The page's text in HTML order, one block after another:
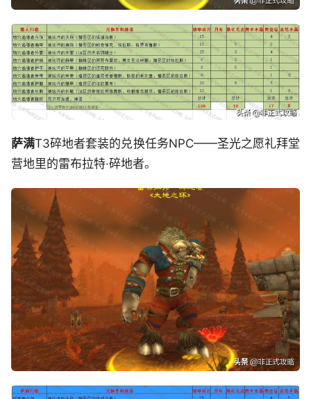
萨满T3碎地者套装的兑换任务NPC——圣光之愿礼拜堂
营地里的雷布拉特·碎地者。